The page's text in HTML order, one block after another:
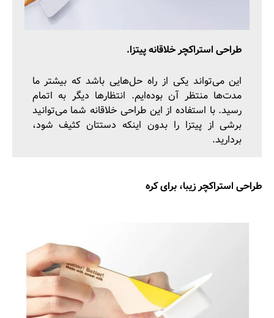
طراحی استراکچر خلاقانه پیتزا.
این می‌تواند یکی از راه‌ حل‌هایی باشد که بیشتر ما
مدت‌ها منتظر آن بوده‌ایم. انتظارها دیگر به اتمام
رسید. با استفاده از این طراحی خلاقانه شما می‌توانید
برشی از پیتزا را بدون اینکه دستتان کثیف شود،
بردارید.
طراحی استراکچر زیبا، برای کره